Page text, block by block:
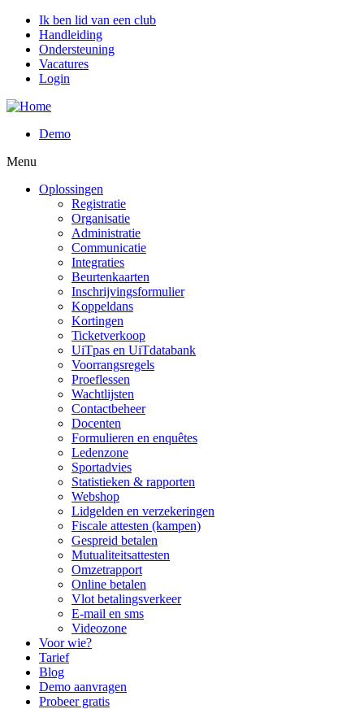
Overslaan
naar
inhoud
Ik ben lid van een club
Handleiding
Ondersteuning
Vacatures
Login
Demo
Menu
Oplossingen
Registratie
Organisatie
Administratie
Communicatie
Integraties
Beurtenkaarten
Inschrijvingsformulier
Koppeldans
Kortingen
Ticketverkoop
UiTpas en UiTdatabank
Voorrangsregels
Proeflessen
Wachtlijsten
Contactbeheer
Docenten
Formulieren en enquêtes
Ledenzone
Sportadvies
Statistieken & rapporten
Webshop
Lidgelden en verzekeringen
Fiscale attesten (kampen)
Gespreid betalen
Mutualiteitsattesten
Omzetrapport
Online betalen
Vlot betalingsverkeer
E-mail en sms
Videozone
Voor wie?
Tarief
Blog
Demo aanvragen
Probeer gratis